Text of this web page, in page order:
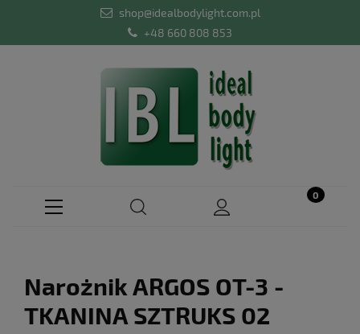
shop@idealbodylight.com.pl
+48 660 808 853
Narożnik ARGOS OT-3 -
TKANINA SZTRUKS 02